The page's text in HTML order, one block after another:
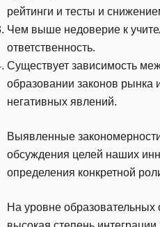
рейтинги и тесты и
Чем выше недоверие к
ответственность.
Существует зависимость
образовании законов рынка
негативных явлений.
Выявленные
обсуждения целей наших
определения конкретной
На уровне